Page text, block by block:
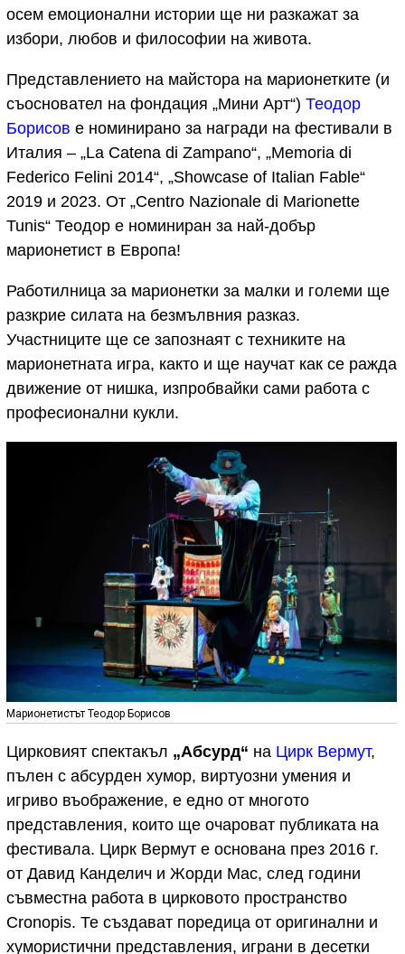
осем емоционални истории ще ни разкажат за
избори, любов и философии на живота.
Представлението на майстора на марионетките (и
съосновател на фондация „Мини Арт“) Теодор
Борисов е номинирано за награди на фестивали в
Италия – „La Catena di Zampano“, „Memoria di
Federico Felini 2014“, „Showcase of Italian Fable“
2019 и 2023. От „Centro Nazionale di Marionette
Tunis“ Теодор е номиниран за най-добър
марионетист в Европа!
Работилница за марионетки за малки и големи ще
разкрие силата на безмълвния разказ.
Участниците ще се запознаят с техниките на
марионетната игра, както и ще научат как се ражда
движение от нишка, изпробвайки сами работа с
професионални кукли.
Марионетистът Теодор Борисов
Цирковият спектакъл „Абсурд“ на Цирк Вермут,
пълен с абсурден хумор, виртуозни умения и
игриво въображение, е едно от многото
представления, които ще очароват публиката на
фестивала. Цирк Вермут е основана през 2016 г.
от Давид Канделич и Жорди Мас, след години
съвместна работа в цирковото пространство
Cronopis. Те създават поредица от оригинални и
хумористични представления, играни в десетки